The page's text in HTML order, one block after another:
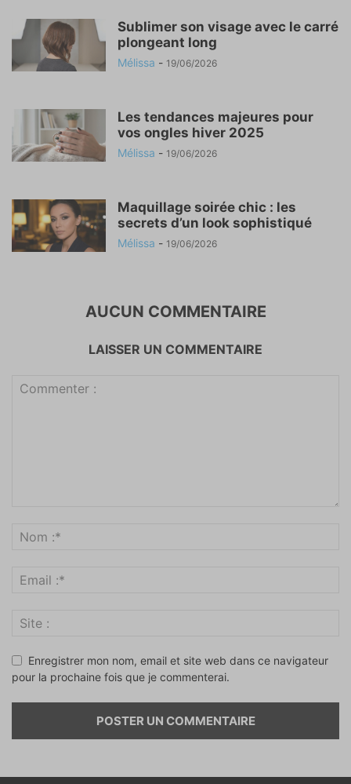
Sublimer son visage avec le carré
plongeant long
Mélissa - 19/06/2026
Les tendances majeures pour
vos ongles hiver 2025
Mélissa - 19/06/2026
Maquillage soirée chic : les
secrets d’un look sophistiqué
Mélissa - 19/06/2026
AUCUN COMMENTAIRE
LAISSER UN COMMENTAIRE
Enregistrer mon nom, email et site web dans ce navigateur
pour la prochaine fois que je commenterai.